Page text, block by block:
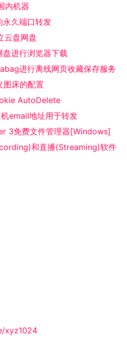
内机器
久端口转发
云盘网盘
进行浏览器下载
进行离线网页收藏保存服务
床的配置
AutoDelete
email地址用于转发
3免费文件管理器[Windows]
和直播(Streaming)软件
xyz1024